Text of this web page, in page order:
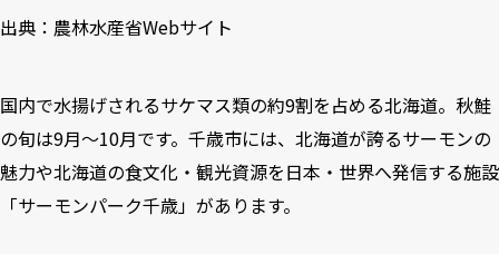
出典： 農林水産省Webサイト
国内で水揚げされるサケマス類の約9割を占める北海道。秋鮭
の旬は9月〜10月です。千歳市には、北海道が誇るサーモンの
魅力や北海道の食文化・観光資源を日本・世界へ発信する施設
「サーモンパーク千歳」があります。